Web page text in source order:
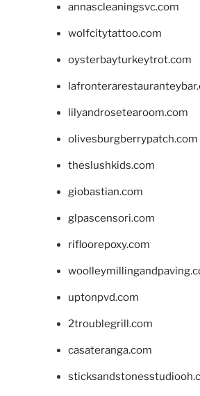
annascleaningsvc.com
wolfcitytattoo.com
oysterbayturkeytrot.com
lilyandrosetearoom.com
olivesburgberrypatch.com
theslushkids.com
giobastian.com
glpascensori.com
rifloorepoxy.com
uptonpvd.com
2troublegrill.com
casateranga.com